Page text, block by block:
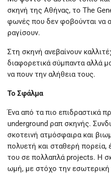
σκηνή της Αθήνας, το The
φωνές που δεν φοβούνται να
ραγίσουν.
Στη σκηνή ανεβαίνουν
διαφορετικά σύμπαντα αλλά
να πουν την αλήθεια τους.
Το Σφάλμα
Ένα από τα πιο επιδραστικά
underground ραπ σκηνής.
σκοτεινή ατμόσφαιρα και
πολυετή και σταθερή
του σε πολλαπλά projects. Η
ωμή, με στόχο την εσωτερική